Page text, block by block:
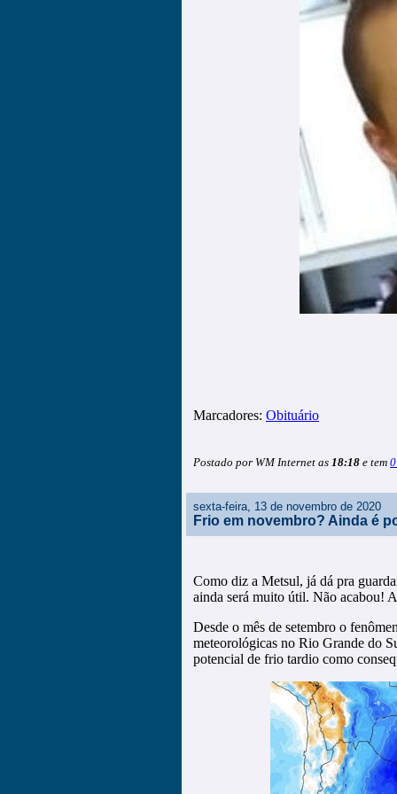
Marcadores: Obituário
Postado por WM Internet as 18:18 e tem
sexta-feira, 13 de novembro de 2020
Frio em novembro? Ainda é
Como diz a Metsul, já dá pra
ainda será muito útil. Não acabou!
Desde o mês de setembro o
meteorológicas no Rio Grande do
potencial de frio tardio como